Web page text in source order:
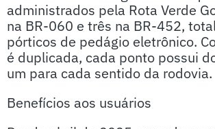
administrados pela Rota Verde
na BR-060 e três na BR-452,
pórticos de pedágio eletrônico.
é duplicada, cada ponto possui
um para cada sentido da rodovia.
Benefícios aos usuários